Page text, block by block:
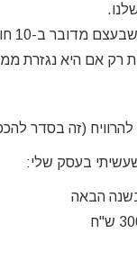
רק אם היא נגזרת
(זה בסדר
שעשיתי בעסק שלי:
הבאה
בכל